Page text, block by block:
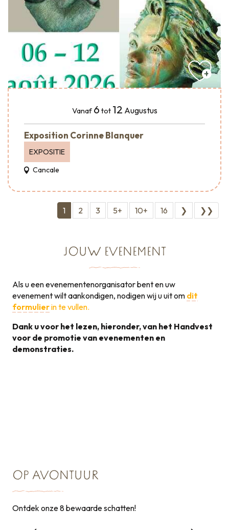
Vanaf 6 tot 12 Augustus
Exposition Corinne Blanquer
EXPOSITIE
Cancale
1 2 3 5+ 10+ 16 ❯ ❯❯
JOUW EVENEMENT
Als u een evenementenorganisator bent en uw
evenement wilt aankondigen, nodigen wij u uit om dit
formulierin te vullen.
Dank u voor het lezen, hieronder, van het Handvest
voor de promotie van evenementen en
demonstraties.
OP AVONTUUR
Ontdek onze 8 bewaarde schatten!